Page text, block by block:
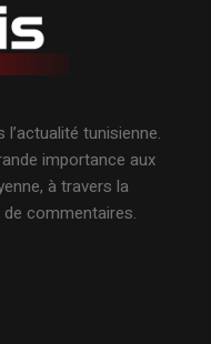
tunisienne.
importance aux
à travers la
de commentaires.